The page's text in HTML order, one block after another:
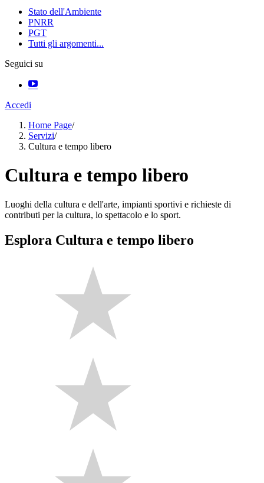
Stato dell'Ambiente
PNRR
PGT
Tutti gli argomenti...
Seguici su
Accedi
Home Page/
Servizi/
Cultura e tempo libero
Cultura e tempo libero
Luoghi della cultura e dell'arte, impianti sportivi e richieste di
contributi per la cultura, lo spettacolo e lo sport.
Esplora Cultura e tempo libero